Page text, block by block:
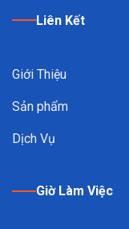
Liên Kết
Giới Thiệu
Sản phẩm
Dịch Vụ
Giờ Làm Việc